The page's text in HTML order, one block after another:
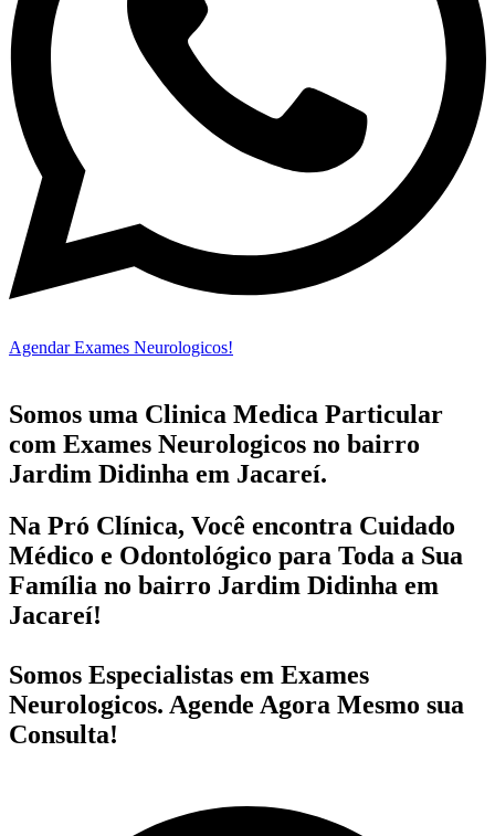
Agendar Exames Neurologicos!
Somos uma Clinica Medica Particular
com Exames Neurologicos no bairro
Jardim Didinha em Jacareí.
Na Pró Clínica, Você encontra Cuidado
Médico e Odontológico para Toda a Sua
Família no bairro Jardim Didinha em
Jacareí!
Somos Especialistas em Exames
Neurologicos. Agende Agora Mesmo sua
Consulta!